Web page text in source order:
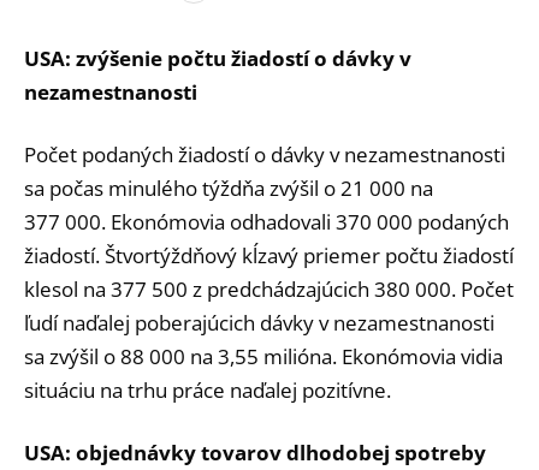
USA: zvýšenie počtu žiadostí o dávky v
nezamestnanosti
Počet podaných žiadostí o dávky v nezamestnanosti
sa počas minulého týždňa zvýšil o 21 000 na
377 000. Ekonómovia odhadovali 370 000 podaných
žiadostí. Štvortýždňový kĺzavý priemer počtu žiadostí
klesol na 377 500 z predchádzajúcich 380 000. Počet
ľudí naďalej poberajúcich dávky v nezamestnanosti
sa zvýšil o 88 000 na 3,55 milióna. Ekonómovia vidia
situáciu na trhu práce naďalej pozitívne.
USA: objednávky tovarov dlhodobej spotreby